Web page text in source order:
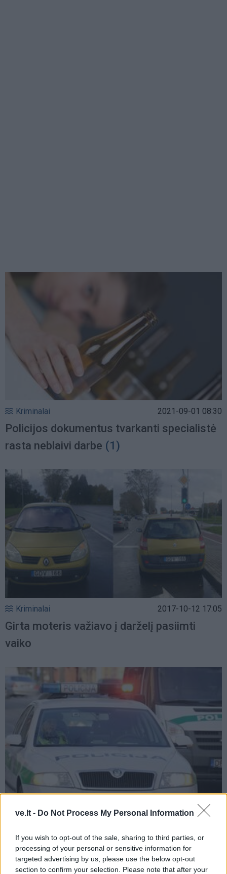
ve.lt - Do Not Process My Personal Information
If you wish to opt-out of the sale, sharing to third parties, or
processing of your personal or sensitive information for
targeted advertising by us, please use the below opt-out
section to confirm your selection. Please note that after your
Kriminalai 2021-09-01 08:30
Policijos dokumentus tvarkanti specialistė
rasta neblaivi darbe (1)
Kriminalai 2017-10-12 17:05
Girta moteris važiavo į darželį pasiimti
vaiko
2016-07-27 09:10
automobilį